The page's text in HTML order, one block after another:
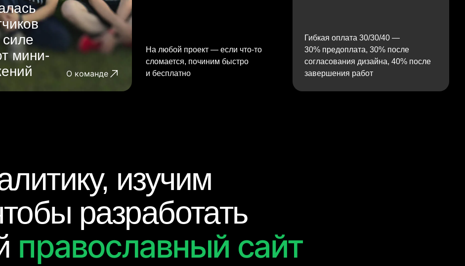
мини-
О команде
На любой проект — если что‑то
сломается, починим быстро
и бесплатно
Гибкая оплата 30/30/40 —
30% предоплата, 30% после
согласования дизайна, 40% после
завершения работ
изучим
разработать
православный сайт